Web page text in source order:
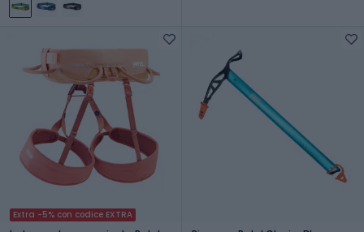
Extra -5% con codice EXTRA